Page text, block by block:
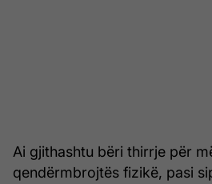
Ai gjithashtu bëri thirrje për
qendërmbrojtës fizikë, pasi